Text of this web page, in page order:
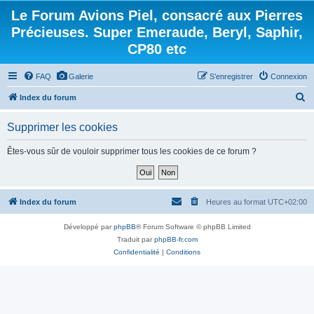
Le Forum Avions Piel, consacré aux Pierres
Précieuses. Super Emeraude, Beryl, Saphir,
CP80 etc
FAQ Galerie Connexion
S’enregistrer
Index du forum
h
Supprimer les cookies
Êtes-vous sûr de vouloir supprimer tous les cookies de ce forum ?
Index du forum Heures au format UTC+02:00
Développé parphpBB® Forum Software © phpBB Limited
Traduit parphpBB-fr.com
Confidentialité | Conditions